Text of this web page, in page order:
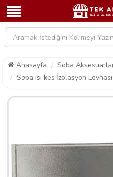
Anasayfa
Soba
Soba Isı kes İzolasyon